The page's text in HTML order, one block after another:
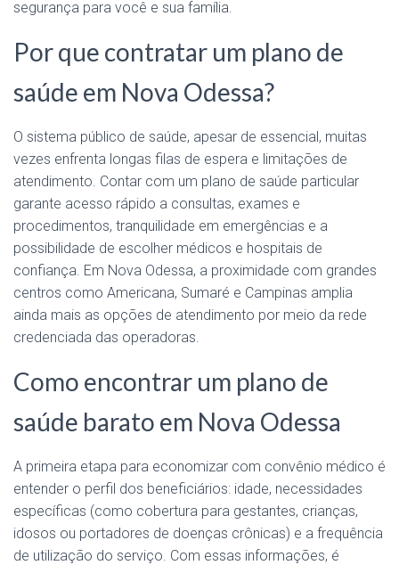
segurança para você e sua família.
Por que contratar um plano de
saúde em Nova Odessa?
O sistema público de saúde, apesar de essencial, muitas
vezes enfrenta longas filas de espera e limitações de
atendimento. Contar com um plano de saúde particular
garante acesso rápido a consultas, exames e
procedimentos, tranquilidade em emergências e a
possibilidade de escolher médicos e hospitais de
confiança. Em Nova Odessa, a proximidade com grandes
centros como Americana, Sumaré e Campinas amplia
ainda mais as opções de atendimento por meio da rede
credenciada das operadoras.
Como encontrar um plano de
saúde barato em Nova Odessa
A primeira etapa para economizar com convênio médico é
entender o perfil dos beneficiários: idade, necessidades
específicas (como cobertura para gestantes, crianças,
idosos ou portadores de doenças crônicas) e a frequência
de utilização do serviço. Com essas informações, é